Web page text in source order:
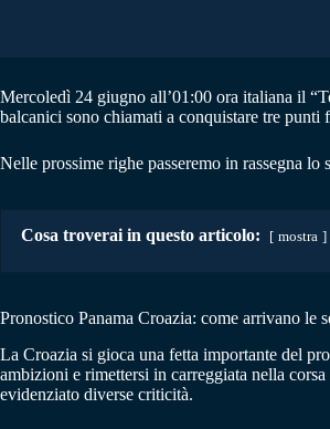
Mercoledì 24 giugno all’01:00 ora italiana il
balcanici sono chiamati a conquistare tre
Nelle prossime righe passeremo in rassegna lo
Cosa troverai in questo articolo: mostra
Pronostico Panama Croazia: come arrivano le
La Croazia si gioca una fetta importante del
ambizioni e rimettersi in carreggiata nella
evidenziato diverse criticità.